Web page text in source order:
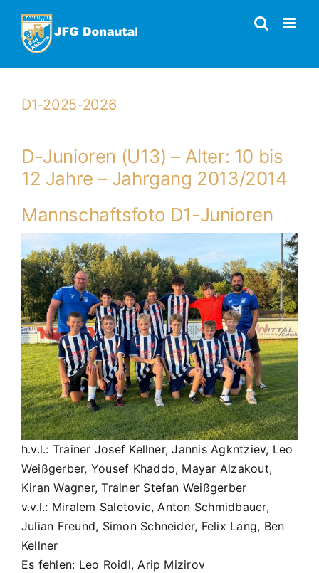
Inhalt
springen
D1-2025-2026
D-Junioren (U13) – Alter: 10 bis
12 Jahre – Jahrgang 2013/2014
Mannschaftsfoto D1-Junioren
h.v.l.: Trainer Josef Kellner, Jannis Agkntziev, Leo
Weißgerber, Yousef Khaddo, Mayar Alzakout,
Kiran Wagner, Trainer Stefan Weißgerber
v.v.l.: Miralem Saletovic, Anton Schmidbauer,
Julian Freund, Simon Schneider, Felix Lang, Ben
Kellner
Es fehlen: Leo Roidl, Arip Mizirov